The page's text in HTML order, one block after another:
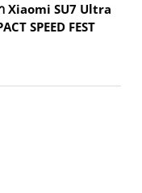
Xiaomi SU7 Ultra
SPEED FEST